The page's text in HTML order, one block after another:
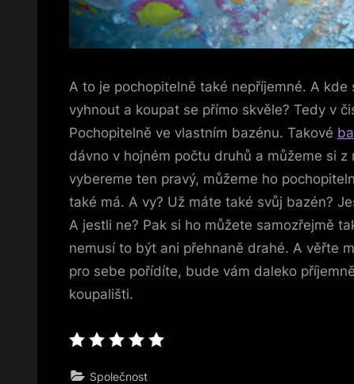
A to je pochopitelně také nepříjemné. A kde
vyhnout a koupat se přímo skvěle? Tedy v
Pochopitelně ve vlastním bazénu. Takové
dávno v hojném počtu druhů a můžeme si
vybereme ten pravý, můžeme ho
také má. A vy? Už máte také svůj bazén?
A jestli ne? Pak si ho můžete samozřejmě
nemusí to být ani přehnaně drahé. A věřte
pro sebe pořídíte, bude vám daleko
koupališti.
Společnost